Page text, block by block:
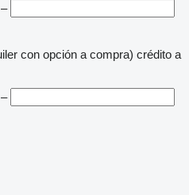
–
con opción a compra) crédito a
–